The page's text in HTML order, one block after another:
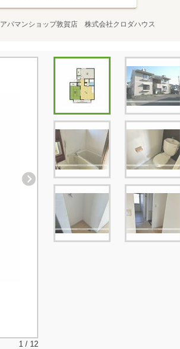
アパマンショップ敦賀店 株式会社クロダハウス
1 / 12